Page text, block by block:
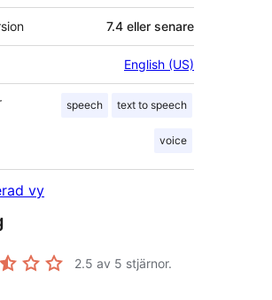
7.4 eller senare
English (US)
speech text to speech
voice
vy
2.5 av 5 stjärnor.